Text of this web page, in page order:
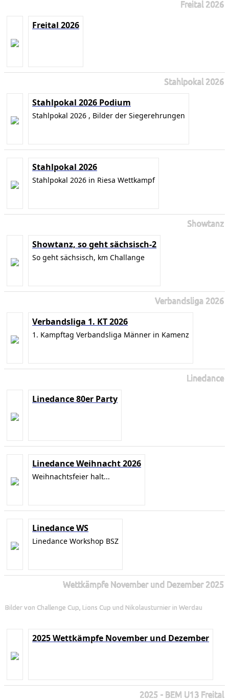
Freital 2026
Freital 2026
Stahlpokal 2026
Stahlpokal 2026 Podium
Stahlpokal 2026 , Bilder der Siegerehrungen
Stahlpokal 2026
Stahlpokal 2026 in Riesa Wettkampf
Showtanz
Showtanz, so geht sächsisch-2
So geht sächsisch, km Challange
Verbandsliga 2026
Verbandsliga 1. KT 2026
1. Kampftag Verbandsliga Männer in Kamenz
Linedance
Linedance 80er Party
Linedance Weihnacht 2026
Weihnachtsfeier halt...
Linedance WS
Linedance Workshop BSZ
Wettkämpfe November und Dezember 2025
Bilder von Challenge Cup, Lions Cup und Nikolausturnier in Werdau
2025 Wettkämpfe November und Dezember
2025 - BEM U13 Freital